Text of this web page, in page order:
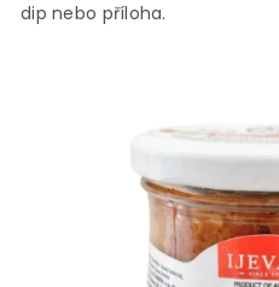
z
dip nebo příloha.